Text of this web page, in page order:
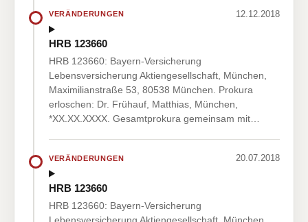
VERÄNDERUNGEN 12.12.2018
HRB 123660
HRB 123660: Bayern-Versicherung
Lebensversicherung Aktiengesellschaft, München,
Maximilianstraße 53, 80538 München. Prokura
erloschen: Dr. Frühauf, Matthias, München,
*XX.XX.XXXX. Gesamtprokura gemeinsam mit…
VERÄNDERUNGEN 20.07.2018
HRB 123660
HRB 123660: Bayern-Versicherung
Lebensversicherung Aktiengesellschaft, München,